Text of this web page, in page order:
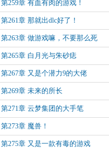
第259章 有血有肉的游戏！
第261章 那就出dlc好了！
第263章 做游戏嘛，不要那么死
板！
第265章 白月光与朱砂痣
第267章 又是个潜力9的大佬
第269章 未来的所长
第271章 云梦集团的大手笔
第273章 魔兽！
第275章 又是一款有毒的游戏